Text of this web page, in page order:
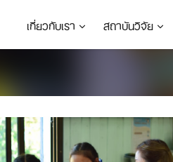
เกี่ยวกับเรา สถาบันวิจัย